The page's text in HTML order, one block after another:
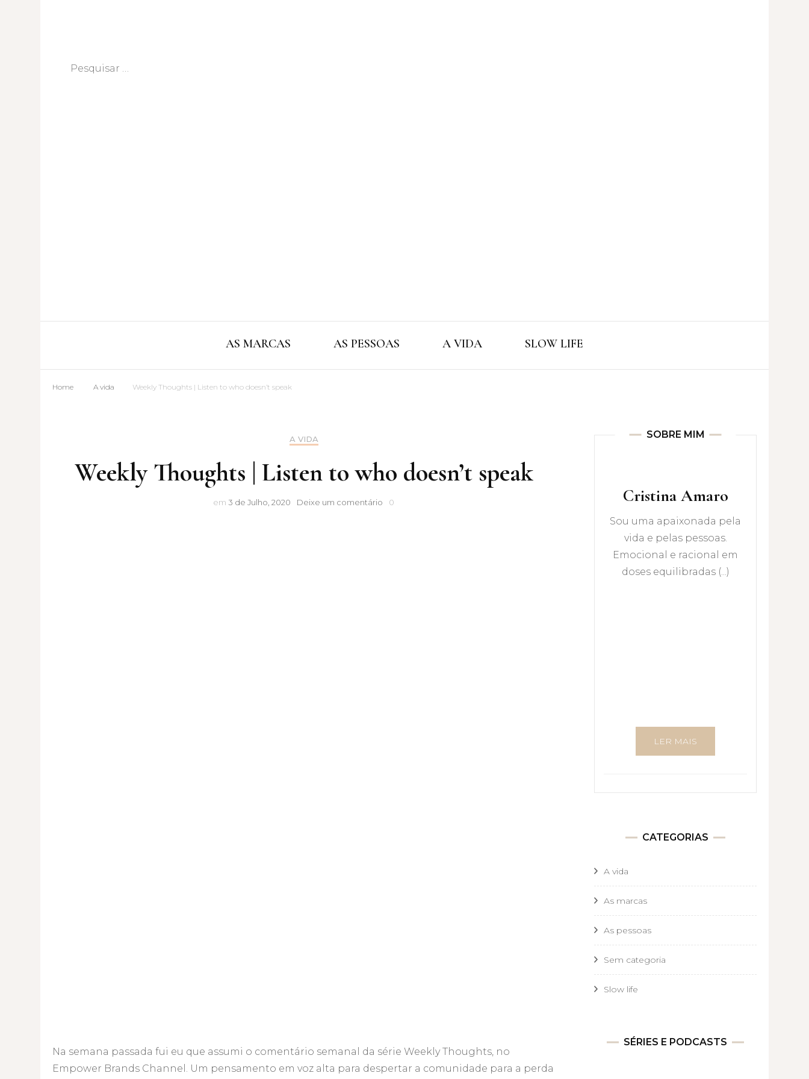
Pesquisar
Cristina Amaro
AS MARCAS AS PESSOAS A VIDA SLOW LIFE
Home A vida Weekly Thoughts | Listen to who doesn’t speak
A VIDA
Weekly Thoughts | Listen to who doesn’t speak
em 3 de Julho, 2020 Deixe um comentário Weekly
0
Na semana passada fui eu que assumi o comentário semanal da série Weekly Thoughts, no
Empower Brands Channel. Um pensamento em voz alta para despertar a comunidade para a perda
SOBRE MIM
Cristina Amaro
Sou uma apaixonada pela
vida e pelas pessoas.
Emocional e racional em
doses equilibradas (...)
LER MAIS
CATEGORIAS
A vida
As marcas
As pessoas
Sem categoria
Slow life
SÉRIES E PODCASTS